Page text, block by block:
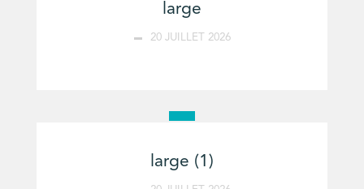
large
20 JUILLET 2026
large (1)